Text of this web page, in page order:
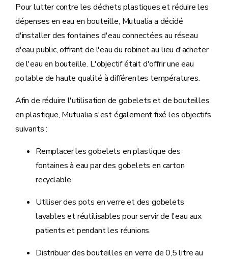
Pour lutter contre les déchets plastiques et réduire les
dépenses en eau en bouteille, Mutualia a décidé
d'installer des fontaines d'eau connectées au réseau
d'eau public, offrant de l'eau du robinet au lieu d'acheter
de l'eau en bouteille. L'objectif était d'offrir une eau
potable de haute qualité à différentes températures.
Afin de réduire l'utilisation de gobelets et de bouteilles
en plastique, Mutualia s'est également fixé les objectifs
suivants :
Remplacer les gobelets en plastique des
fontaines à eau par des gobelets en carton
recyclable.
Utiliser des pots en verre et des gobelets
lavables et réutilisables pour servir de l'eau aux
patients et pendant les réunions.
Distribuer des bouteilles en verre de 0,5 litre au